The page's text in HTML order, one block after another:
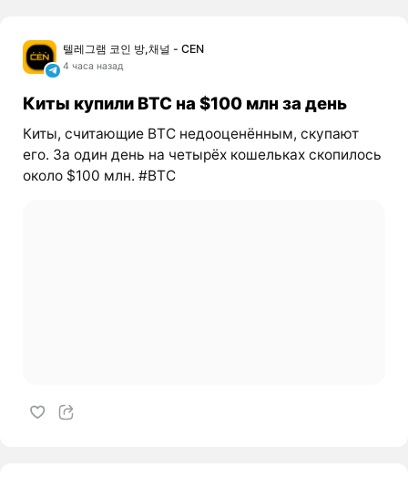
텔레그램 코인 방,채널 - CEN
4 часа назад
Киты купили BTC на $100 млн за день
Киты, считающие BTC недооценённым, скупают
его. За один день на четырёх кошельках скопилось
около $100 млн. #BTC